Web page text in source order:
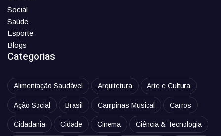
Social
Saúde
Esporte
Blogs
Categorias
Alimentação Saudável Arquitetura Arte e Cultura
Ação Social Brasil Campinas Musical Carros
Cidadania Cidade Cinema Ciência & Tecnologia